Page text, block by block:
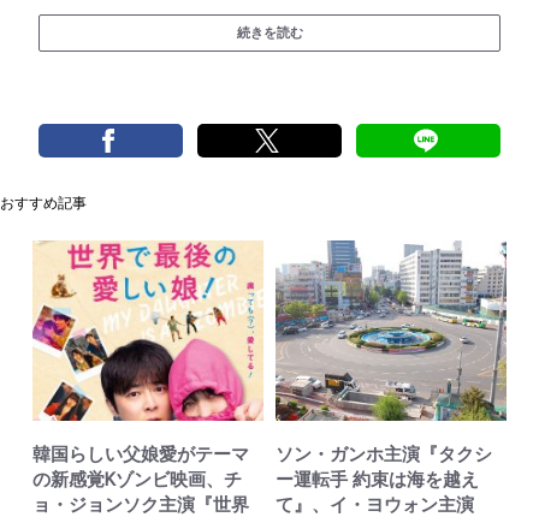
続きを読む
おすすめ記事
韓国らしい父娘愛がテーマ
の新感覚Kゾンビ映画、チ
ョ・ジョンソク主演『世界
ソン・ガンホ主演『タクシ
ー運転手 約束は海を越え
て』、イ・ヨウォン主演